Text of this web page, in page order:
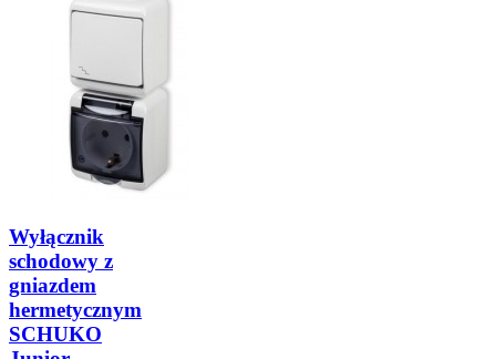
Wyłącznik
schodowy z
gniazdem
hermetycznym
SCHUKO